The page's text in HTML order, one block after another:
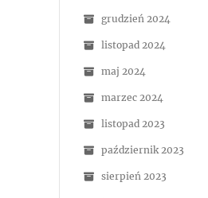
grudzień 2024
listopad 2024
maj 2024
marzec 2024
listopad 2023
październik 2023
sierpień 2023